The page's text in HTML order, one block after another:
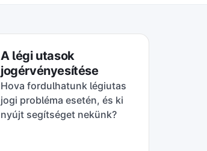
A légi utasok
jogérvényesítése
Hova fordulhatunk légiutas
jogi probléma esetén, és ki
nyújt segítséget nekünk?